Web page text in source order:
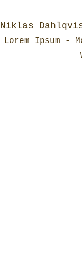
Niklas
Lorem Ipsum -